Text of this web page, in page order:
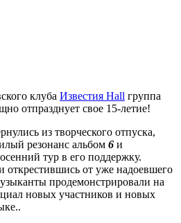
клуба Известия Hall группа
отпразднует свое 15-летие!
из творческого отпуска,
резонанс альбом 6 и
тур в его поддержку.
открестившись от уже надоевшего
продемонстрировали на
новых участников и новых